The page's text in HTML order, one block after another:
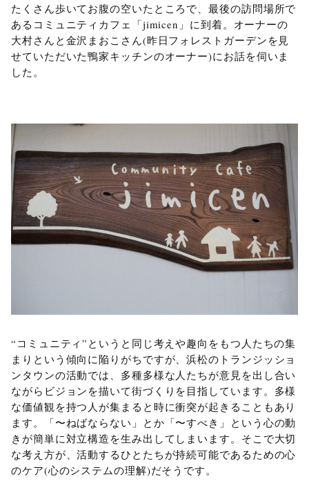
たくさん歩いてお腹の空いたところで、最後の訪問場所で
あるコミュニティカフェ「jimicen」に到着。オーナーの
大村さんと金沢まおこさん(昨日フォレストガーデンを見
せていただいた鴨家キッチンのオーナー)にお話を伺いま
した。
“コミュニティ”というと同じ考えや趣向をもつ人たちの集
まりという傾向に陥りがちですが、浜松のトランジッショ
ンタウンの活動では、多種多様な人たちが意見を出し合い
ながらビジョンを描いて街づくりを目指しています。多様
な価値観を持つ人が集まると時に衝突が起きることもあり
ます。「〜ねばならない」とか「〜すべき」という心の動
きが簡単に対立構造を生み出してしまいます。そこで大切
な考え方が、活動するひとたちが持続可能であるための心
のケア(心のシステムの理解)だそうです。